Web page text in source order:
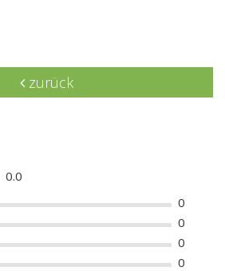
zurück
0.0
0
0
0
0